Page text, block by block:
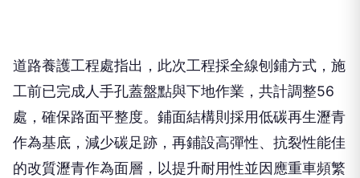
道路養護工程處指出，此次工程採全線刨鋪方式，施
工前已完成人手孔蓋盤點與下地作業，共計調整56
處，確保路面平整度。鋪面結構則採用低碳再生瀝青
作為基底，減少碳足跡，再鋪設高彈性、抗裂性能佳
的改質瀝青作為面層，以提升耐用性並因應重車頻繁